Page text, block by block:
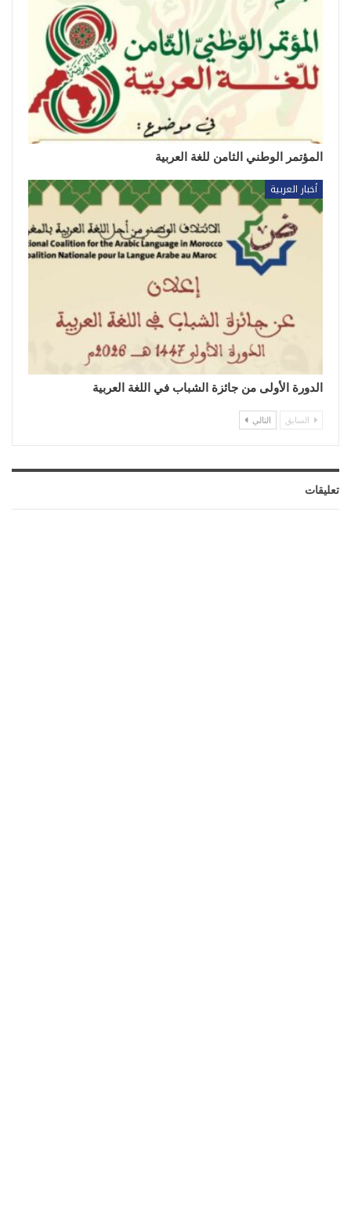
المؤتمر الوطني الثامن للغة العربية
أخبار العربية
الدورة الأولى من جائزة الشباب في اللغة العربية
السابق التالي
تعليقات